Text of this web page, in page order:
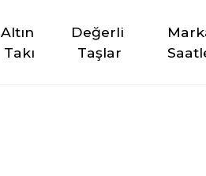
Altın
Takı
Değerli
Taşlar